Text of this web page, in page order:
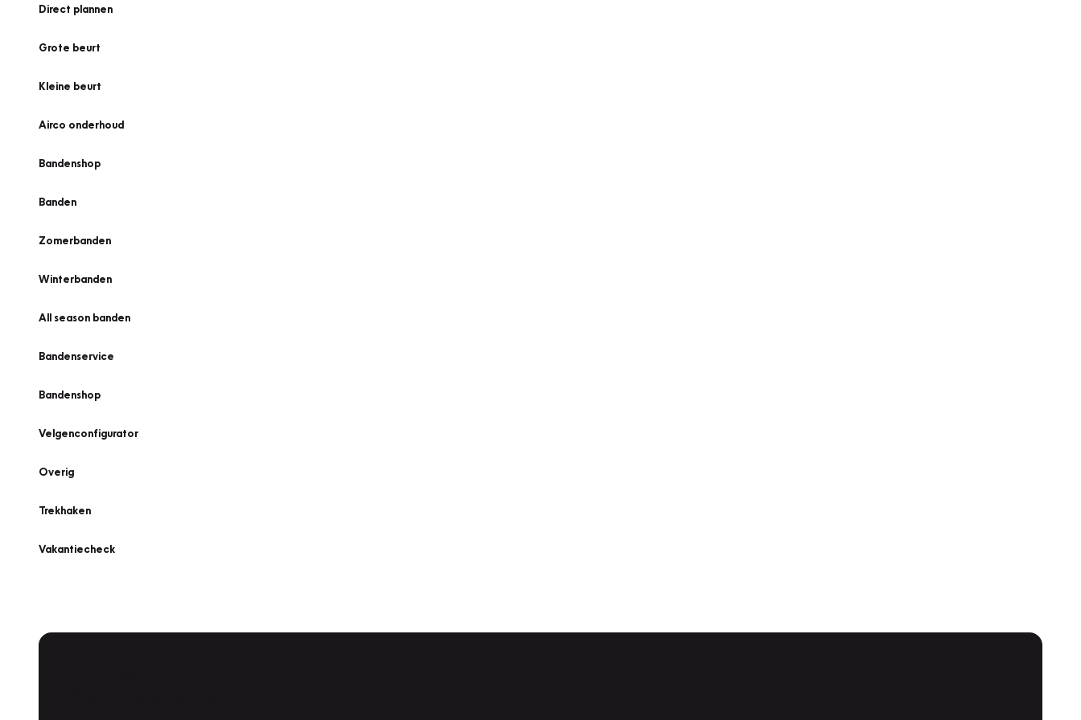
Direct plannen
Grote beurt
Kleine beurt
Airco onderhoud
Bandenshop
Banden
Zomerbanden
Winterbanden
All season banden
Bandenservice
Bandenshop
Velgenconfigurator
Overig
Trekhaken
Vakantiecheck